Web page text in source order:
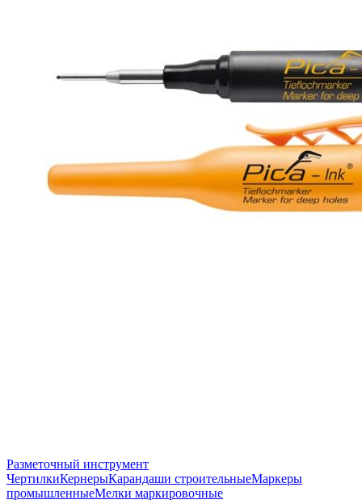
Разметочный инструмент
ЧертилкиКернерыКарандаши строительныеМаркеры
промышленныеМелки маркировочные